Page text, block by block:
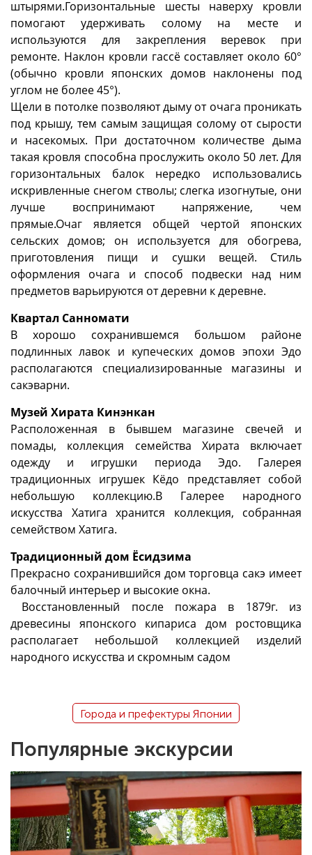
штырями.Горизонтальные шесты наверху кровли
помогают удерживать солому на месте и
используются для закрепления веревок при
ремонте. Наклон кровли гассё составляет около 60°
(обычно кровли японских домов наклонены под
углом не более 45°).
Щели в потолке позволяют дыму от очага проникать
под крышу, тем самым защищая солому от сырости
и насекомых. При достаточном количестве дыма
такая кровля способна прослужить около 50 лет. Для
горизонтальных балок нередко использовались
искривленные снегом стволы; слегка изогнутые, они
лучше воспринимают напряжение, чем
прямые.Очаг является общей чертой японских
сельских домов; он используется для обогрева,
приготовления пищи и сушки вещей. Стиль
оформления очага и способ подвески над ним
предметов варьируются от деревни к деревне.
Квартал Санномати
В хорошо сохранив­шемся большом районе
подлинных лавок и купеческих домов эпохи Эдо
распо­лагаются специализи­рованные магазины и
сакэварни.
Музей Хирата Кинэнкан
Расположенная в бывшем магазине свечей и
помады, коллекция семейства Хирата включает
одежду и игрушки периода Эдо. Галерея
традиционных игру­шек Кёдо представляет собой
небольшую коллекцию.В Галерее народного
искусства Хатига хранится коллекция, собранная
семейством Хатига.
Традиционный дом Ёсидзима
Прекрасно сохранившийся дом торговца сакэ имеет
балочный интерьер и высокие окна.
Восстановленный после пожара в 1879г. из
древесины японского кипариса дом ростов­щика
располагает небольшой коллекцией изделий
народного искусства и скром­ным садом
Города и префектуры Японии
Популярные экскурсии